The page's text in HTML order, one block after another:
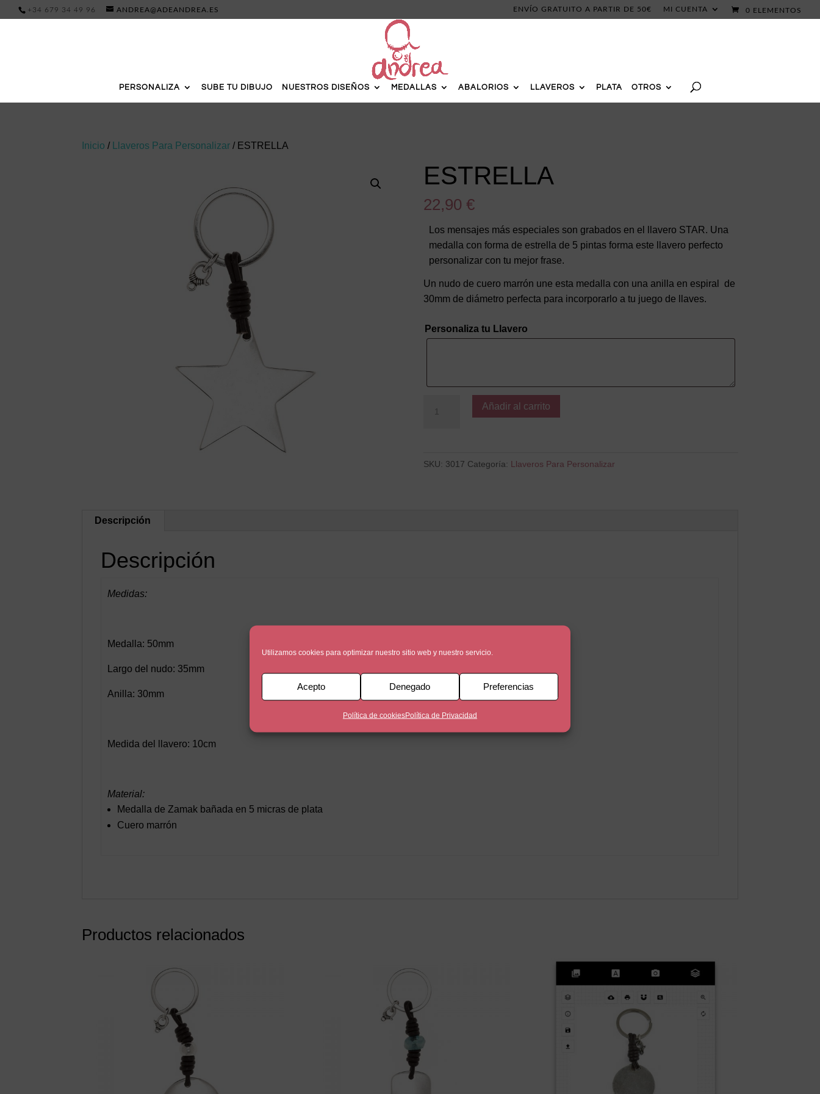
Utilizamos cookies para optimizar nuestro sitio web y nuestro servicio.
Acepto Denegado Preferencias
Política de cookiesPolítica de Privacidad
+34 679 34 49 96 ANDREA@ADEANDREA.ES ENVÍO GRATUITO A PARTIR DE 50€ MI CUENTA 0 ELEMENTOS
PERSONALIZA SUBE TU DIBUJO NUESTROS DISEÑOS MEDALLAS ABALORIOS LLAVEROS PLATA OTROS
Inicio / Llaveros Para Personalizar / ESTRELLA
ESTRELLA
22,90 €
Los mensajes más especiales son grabados en el llavero STAR. Una
medalla con forma de estrella de 5 pintas forma este llavero perfecto
personalizar con tu mejor frase.
Un nudo de cuero marrón une esta medalla con una anilla en espiral de
30mm de diámetro perfecta para incorporarlo a tu juego de llaves.
Personaliza tu Llavero
cantidad
Añadir al carrito
SKU: 3017 Categoría: Llaveros Para Personalizar
Descripción
Descripción
Medidas:
Medalla: 50mm
Largo del nudo: 35mm
Anilla: 30mm
Medida del llavero: 10cm
Material:
Medalla de Zamak bañada en 5 micras de plata
Cuero marrón
Productos relacionados